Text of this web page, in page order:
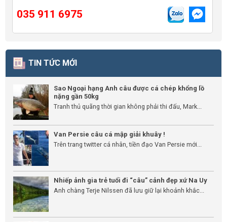
035 911 6975
TIN TỨC MỚI
Sao Ngoại hạng Anh câu được cá chép khổng lồ
nặng gần 50kg
Tranh thủ quãng thời gian không phải thi đấu, Mark...
Van Persie câu cá mập giải khuây !
Trên trang twitter cá nhân, tiền đạo Van Persie mới...
Nhiếp ảnh gia trẻ tuổi đi “câu” cảnh đẹp xứ Na Uy
Anh chàng Terje Nilssen đã lưu giữ lại khoảnh khắc...